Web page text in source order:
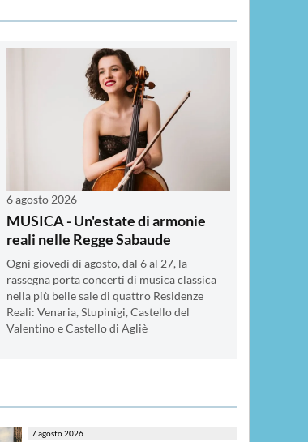
6 agosto 2026
MUSICA - Un'estate di armonie
reali nelle Regge Sabaude
Ogni giovedì di agosto, dal 6 al 27, la
rassegna porta concerti di musica classica
nella più belle sale di quattro Residenze
Reali: Venaria, Stupinigi, Castello del
Valentino e Castello di Agliè
7 agosto 2026